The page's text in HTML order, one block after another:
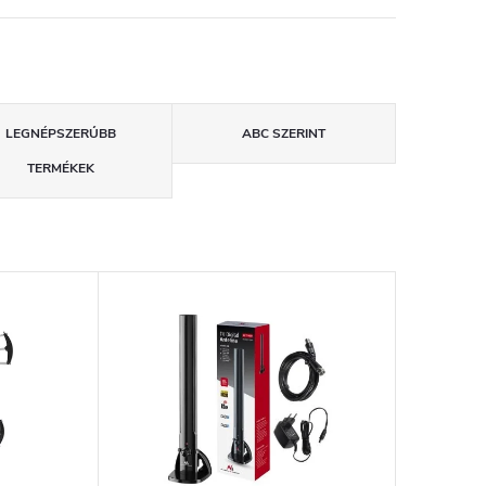
LEGNÉPSZERŰBB
TERMÉKEK
ABC SZERINT